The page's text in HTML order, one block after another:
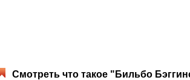
Смотреть что такое "Бильбо